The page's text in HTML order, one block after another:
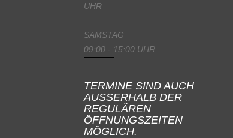
UHR
SAMSTAG
09:00 - 15:00 UHR
TERMINE SIND AUCH
AUSSERHALB DER
REGULÄREN
ÖFFNUNGSZEITEN
MÖGLICH.